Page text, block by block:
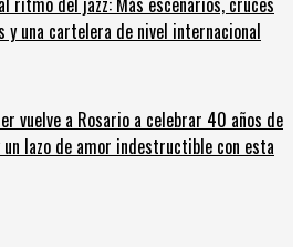
y una cartelera de nivel internacional
vuelve a Rosario a celebrar 40 años de
un lazo de amor indestructible con esta